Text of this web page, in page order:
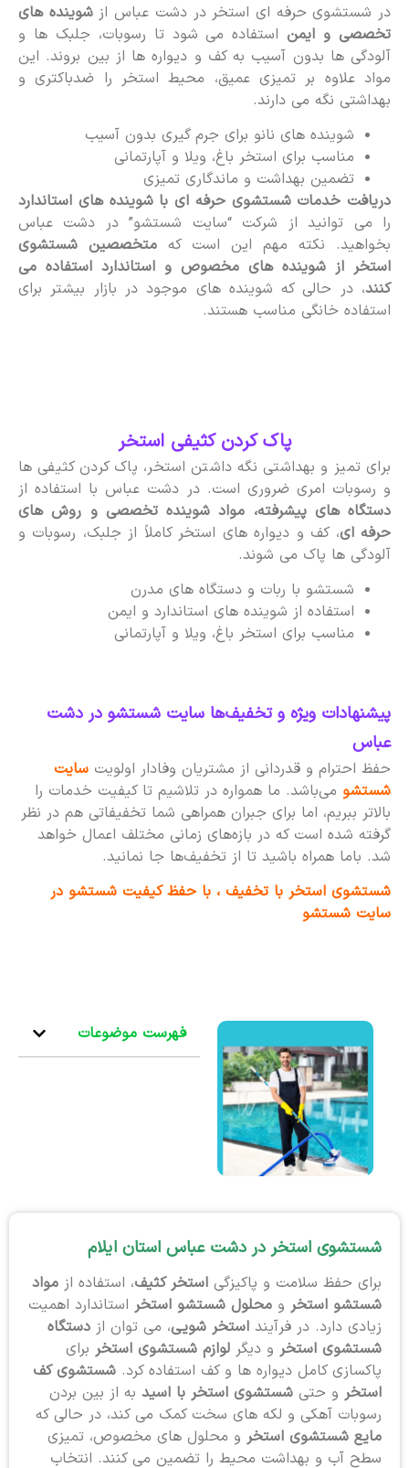
در شستشوی حرفه ای استخر در دشت عباس از شوینده های
تخصصی و ایمناستفاده می شود تا رسوبات، جلبک ها و
آلودگی ها بدون آسیب به کف و دیواره ها از بین بروند. این
مواد علاوه بر تمیزی عمیق، محیط استخر را ضدباکتری و
بهداشتی نگه می دارند.
شوینده های نانو برای جرم گیری بدون آسیب
مناسب برای استخر باغ، ویلا و آپارتمانی
تضمین بهداشت و ماندگاری تمیزی
دریافت خدمات شستشوی حرفه ای با شوینده های استاندارد
را می توانید از شرکت “سایت شستشو” در دشت عباس
بخواهید. نکته مهم این است که متخصصین شستشوی
استخر از شوینده های مخصوص و استاندارد استفاده می
کنند، در حالی که شوینده های موجود در بازار بیشتر برای
استفاده خانگی مناسب هستند.
پاک کردن کثیفی استخر
برای تمیز و بهداشتی نگه داشتن استخر، پاک کردن کثیفی ها
و رسوبات امری ضروری است. در دشت عباس با استفاده از
دستگاه های پیشرفته، مواد شوینده تخصصی و روش های
حرفه ای، کف و دیواره های استخر کاملاً از جلبک، رسوبات و
آلودگی ها پاک می شوند.
شستشو با ربات و دستگاه های مدرن
استفاده از شوینده های استاندارد و ایمن
مناسب برای استخر باغ، ویلا و آپارتمانی
پیشنهادات ویژه و تخفیف‌ها سایت شستشو در دشت
عباس
حفظ احترام و قدردانی از مشتریان وفادار اولویت سایت
شستشومی‌باشد. ما همواره در تلاشیم تا کیفیت خدمات را
بالاتر ببریم، اما برای جبران همراهی شما تخفیفاتی هم در نظر
گرفته شده است که در بازه‌های زمانی مختلف اعمال خواهد
شد. باما همراه باشید تا از تخفیف‌ها جا نمانید.
شستشوی استخر با تخفیف ، با حفظ کیفیت شستشو در
سایت شستشو
فهرست موضوعات
شستشوی استخر در دشت عباس استان ایلام
برای حفظ سلامت و پاکیزگی استخر کثیف، استفاده از مواد
شستشو استخرو محلول شستشو استخراستاندارد اهمیت
زیادی دارد. در فرآیند استخر شویی، می توان از دستگاه
شستشوی استخرو دیگر لوازم شستشوی استخربرای
پاکسازی کامل دیواره ها و کف استفاده کرد. شستشوی کف
استخرو حتی شستشوی استخر با اسیدبه از بین بردن
رسوبات آهکی و لکه های سخت کمک می کند، در حالی که
مایع شستشوی استخرو محلول های مخصوص، تمیزی
سطح آب و بهداشت محیط را تضمین می کنند. انتخاب